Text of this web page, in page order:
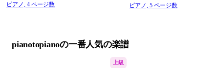
ピアノ, 4 ページ数
ピアノ,5 ページ数
pianotopianoの一番人気の楽譜
上級